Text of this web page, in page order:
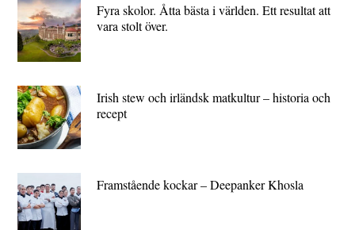
Fyra skolor. Åtta bästa i världen. Ett resultat att
vara stolt över.
Irish stew och irländsk matkultur – historia och
recept
Framstående kockar – Deepanker Khosla